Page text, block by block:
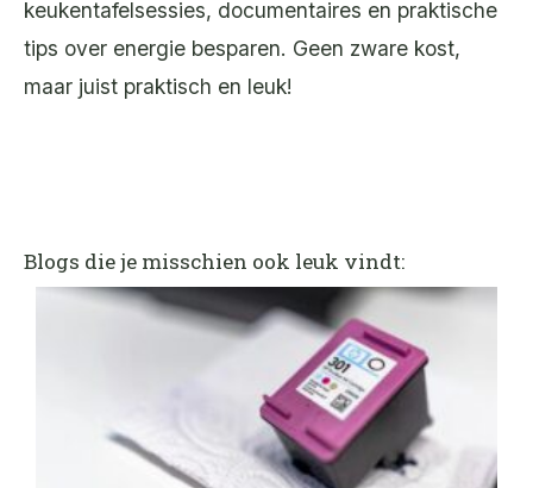
keukentafelsessies, documentaires en praktische
tips over energie besparen. Geen zware kost,
maar juist praktisch en leuk!
Blogs die je misschien ook leuk vindt: